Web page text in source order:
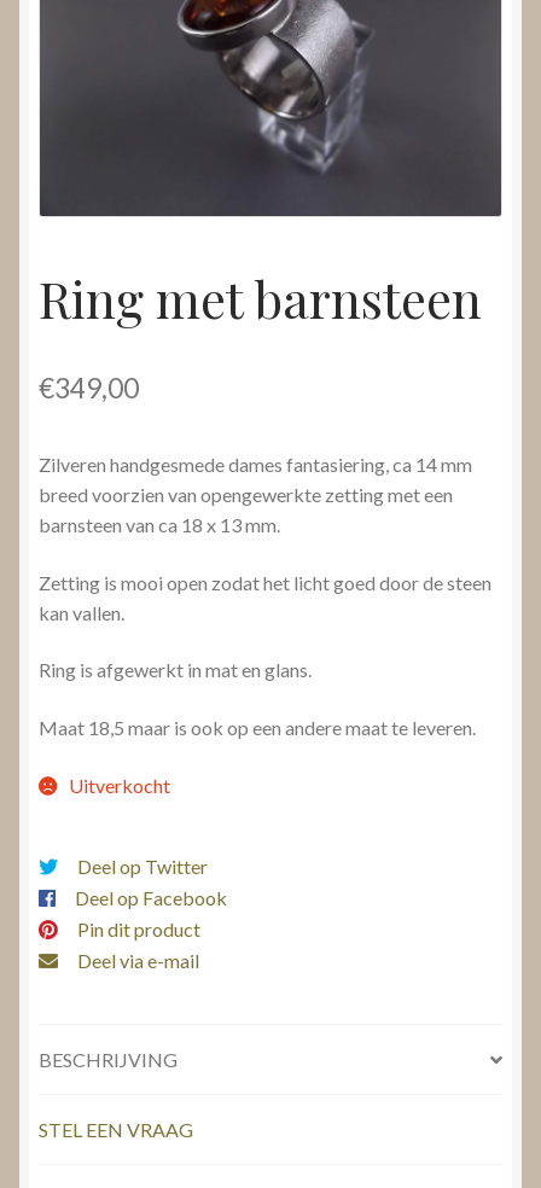
Ring met barnsteen
€349,00
Zilveren handgesmede dames fantasiering, ca 14 mm
breed voorzien van opengewerkte zetting met een
barnsteen van ca 18 x 13 mm.
Zetting is mooi open zodat het licht goed door de steen
kan vallen.
Ring is afgewerkt in mat en glans.
Maat 18,5 maar is ook op een andere maat te leveren.
Uitverkocht
Deel op Twitter
Deel op Facebook
Pin dit product
Deel via e-mail
BESCHRIJVING
STEL EEN VRAAG